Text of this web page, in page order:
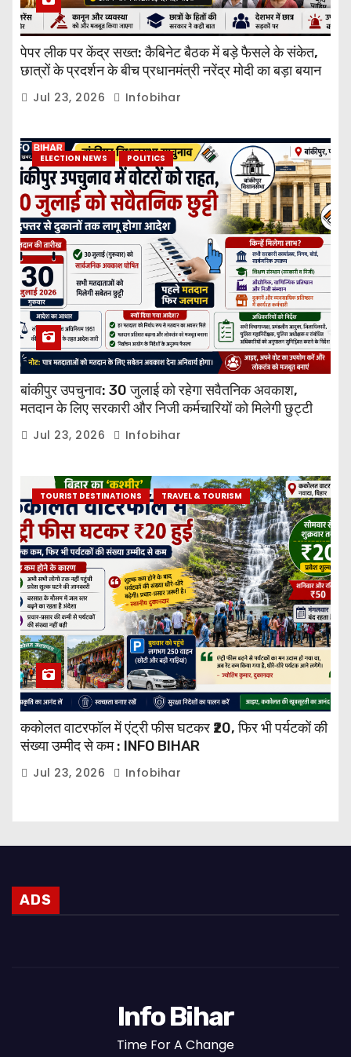
पेपर लीक पर केंद्र सख्त: कैबिनेट बैठक में बड़े फैसले के संकेत,
छात्रों के प्रदर्शन के बीच प्रधानमंत्री नरेंद्र मोदी का बड़ा बयान
Jul 23, 2026 Infobihar
ELECTION NEWS POLITICS
बांकीपुर उपचुनाव: 30 जुलाई को रहेगा सवैतनिक अवकाश,
मतदान के लिए सरकारी और निजी कर्मचारियों को मिलेगी छुट्टी
Jul 23, 2026 Infobihar
TOURIST DESTINATIONS TRAVEL & TOURISM
ककोलत वाटरफॉल में एंट्री फीस घटकर ₹20, फिर भी पर्यटकों की
संख्या उम्मीद से कम : INFO BIHAR
Jul 23, 2026 Infobihar
ADS
Info Bihar
Time For A Change